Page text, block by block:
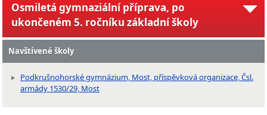
Osmiletá gymnaziální příprava, po
ukončeném 5. ročníku základní školy
Navštívené školy
Podkrušnohorské gymnázium, Most, příspěvková organizace, Čsl.
armády 1530/29, Most